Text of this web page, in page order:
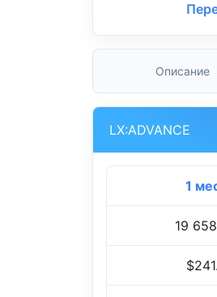
Описание
LX:ADVANCE
1
19